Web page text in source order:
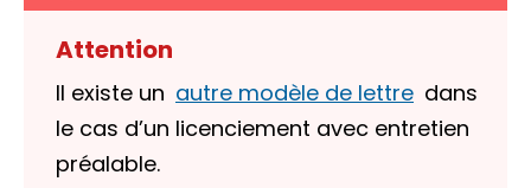
Attention
Il existe un autre modèle de lettre dans
le cas d’un licenciement avec entretien
préalable.